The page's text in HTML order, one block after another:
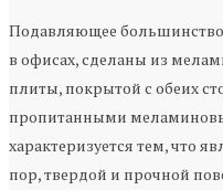
Подавляющее
в офисах, сделаны из
плиты, покрытой с обеих
пропитанными
характеризуется тем, что
пор, твердой и прочной